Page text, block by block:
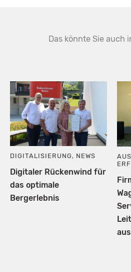
Das könnte Sie auch
DIGITALISIERUNG, NEWS
Digitaler Rückenwind für
das optimale
Bergerlebnis